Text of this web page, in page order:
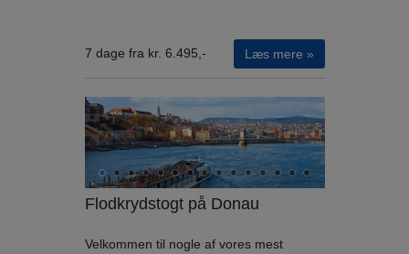
7 dage fra kr. 6.495,- Læs mere »
Flodkrydstogt på Donau
Velkommen til nogle af vores mest